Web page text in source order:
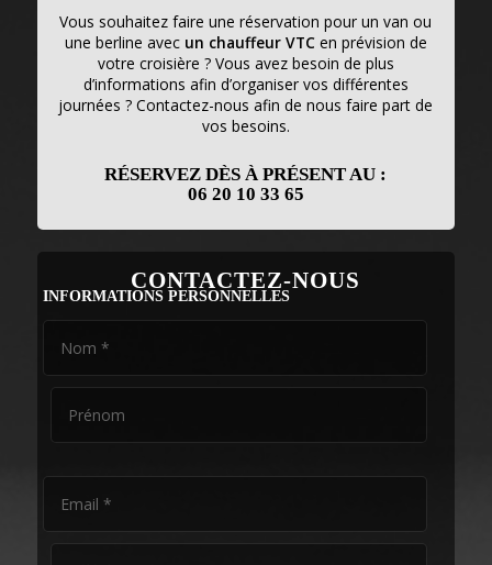
Vous souhaitez faire une réservation pour un van ou
une berline avec un chauffeur VTCen prévision de
votre croisière ? Vous avez besoin de plus
d’informations afin d’organiser vos différentes
journées ? Contactez-nous afin de nous faire part de
vos besoins.
RÉSERVEZ DÈS À PRÉSENT AU :
06 20 10 33 65
CONTACTEZ-NOUS
INFORMATIONS PERSONNELLES